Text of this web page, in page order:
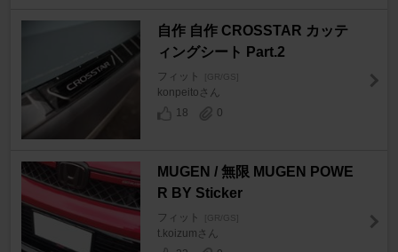
自作 自作 CROSSTAR カッテ
ィングシート Part.2
フィット [GR/GS]
konpeitoさん
18
0
MUGEN / 無限 MUGEN POWE
R BY Sticker
フィット [GR/GS]
t.koizumさん